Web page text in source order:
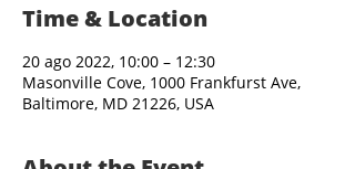
Time & Location
20 ago 2022, 10:00 – 12:30
Masonville Cove, 1000 Frankfurst Ave,
Baltimore, MD 21226, USA